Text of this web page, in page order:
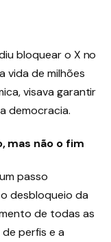
bloquear o X no
vida de milhões
visava garantir
democracia.
mas não o fim
passo
desbloqueio da
de todas as
perfis e a